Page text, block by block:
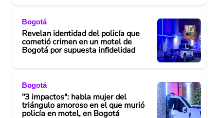
Bogotá
Revelan identidad del policía que
cometió crimen en un motel de
Bogotá por supuesta infidelidad
Bogotá
"3 impactos": habla mujer del
triángulo amoroso en el que murió
policía en motel, en Bogotá